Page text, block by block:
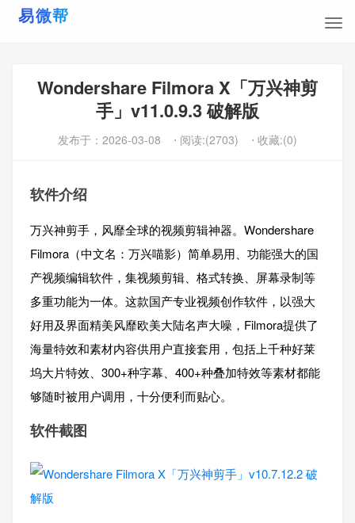
Wondershare Filmora X「万兴神剪
手」v11.0.9.3 破解版
发布于： 2026-03-08 ⋅ 阅读:(2703) ⋅ 收藏:(0)
软件介绍
万兴神剪手，风靡全球的视频剪辑神器。Wondershare
Filmora（中文名：万兴喵影）简单易用、功能强大的国
产视频编辑软件，集视频剪辑、格式转换、屏幕录制等
多重功能为一体。这款国产专业视频创作软件，以强大
好用及界面精美风靡欧美大陆名声大噪，Filmora提供了
海量特效和素材内容供用户直接套用，包括上千种好莱
坞大片特效、300+种字幕、400+种叠加特效等素材都能
够随时被用户调用，十分便利而贴心。
软件截图